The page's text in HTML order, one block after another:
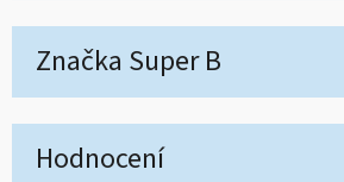
Značka Super B
Hodnocení